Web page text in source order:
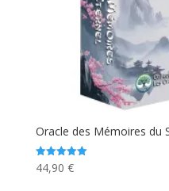
Oracle des Mémoires du
Note
5.00
44,90 €